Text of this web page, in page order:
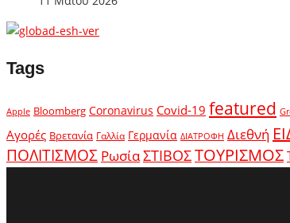
Tags
Apple Bloomberg Coronavirus Covid-19 featured
Αγορές Βρετανία Γαλλία Γερμανία ΔΙΑΤΡΟΦΗ Διεθνή
ΠΟΛΙΤΙΣΜΟΣ ΡωσίαΣΤΙΒΟΣΤΟΥΡΙΣΜΟΣ